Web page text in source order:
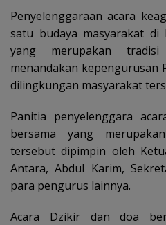
Penyelenggaraan acara
satu budaya masyarakat di
yang merupakan tradisi
menandakan kepengurusan
dilingkungan masyarakat
Panitia penyelenggara
bersama yang
tersebut dipimpin oleh
Antara, Abdul Karim,
para pengurus lainnya.
Acara Dzikir dan doa